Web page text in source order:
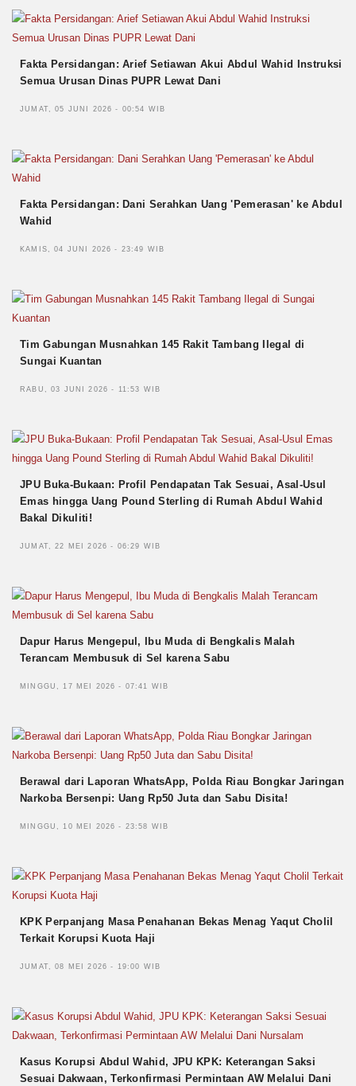
Fakta Persidangan: Arief Setiawan Akui Abdul Wahid Instruksi
Semua Urusan Dinas PUPR Lewat Dani
JUMAT, 05 JUNI 2026 - 00:54 WIB
Fakta Persidangan: Dani Serahkan Uang 'Pemerasan' ke Abdul
Wahid
KAMIS, 04 JUNI 2026 - 23:49 WIB
Tim Gabungan Musnahkan 145 Rakit Tambang Ilegal di
Sungai Kuantan
RABU, 03 JUNI 2026 - 11:53 WIB
JPU Buka-Bukaan: Profil Pendapatan Tak Sesuai, Asal-Usul
Emas hingga Uang Pound Sterling di Rumah Abdul Wahid
Bakal Dikuliti!
JUMAT, 22 MEI 2026 - 06:29 WIB
Dapur Harus Mengepul, Ibu Muda di Bengkalis Malah
Terancam Membusuk di Sel karena Sabu
MINGGU, 17 MEI 2026 - 07:41 WIB
Berawal dari Laporan WhatsApp, Polda Riau Bongkar Jaringan
Narkoba Bersenpi: Uang Rp50 Juta dan Sabu Disita!
MINGGU, 10 MEI 2026 - 23:58 WIB
KPK Perpanjang Masa Penahanan Bekas Menag Yaqut Cholil
Terkait Korupsi Kuota Haji
JUMAT, 08 MEI 2026 - 19:00 WIB
Kasus Korupsi Abdul Wahid, JPU KPK: Keterangan Saksi
Sesuai Dakwaan, Terkonfirmasi Permintaan AW Melalui Dani